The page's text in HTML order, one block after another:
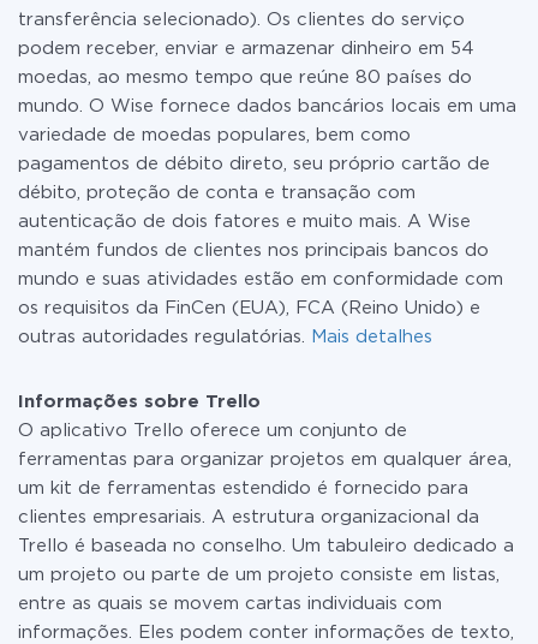
transferência selecionado). Os clientes do serviço
podem receber, enviar e armazenar dinheiro em 54
moedas, ao mesmo tempo que reúne 80 países do
mundo. O Wise fornece dados bancários locais em uma
variedade de moedas populares, bem como
pagamentos de débito direto, seu próprio cartão de
débito, proteção de conta e transação com
autenticação de dois fatores e muito mais. A Wise
mantém fundos de clientes nos principais bancos do
mundo e suas atividades estão em conformidade com
os requisitos da FinCen (EUA), FCA (Reino Unido) e
outras autoridades regulatórias.
Mais detalhes
Informações sobre Trello
O aplicativo Trello oferece um conjunto de
ferramentas para organizar projetos em qualquer área,
um kit de ferramentas estendido é fornecido para
clientes empresariais. A estrutura organizacional da
Trello é baseada no conselho. Um tabuleiro dedicado a
um projeto ou parte de um projeto consiste em listas,
entre as quais se movem cartas individuais com
informações. Eles podem conter informações de texto,